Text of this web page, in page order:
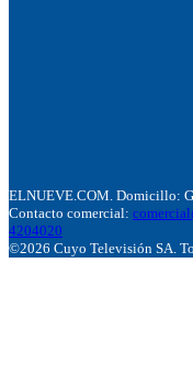
ELNUEVE.COM. Domicillo:
Contacto comercial:
4204020
©2026 Cuyo Televisión SA.